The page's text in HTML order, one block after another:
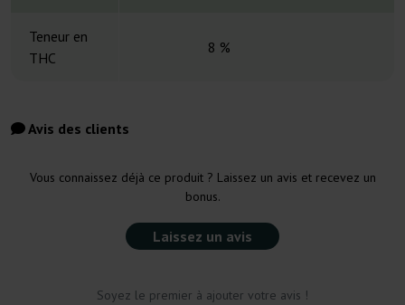
Teneur en
THC
8 %
Avis des clients
Vous connaissez déjà ce produit ? Laissez un avis et recevez un
bonus.
Laissez un avis
Soyez le premier à ajouter votre avis !